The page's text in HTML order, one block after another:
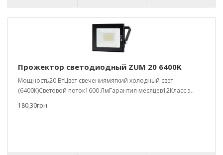
Прожектор светодиодный ZUM 20 6400K
Мощность20 ВтЦвет свечениямягкий холодный свет
(6400К)Световой поток1600 ЛмГарантия месяцев12Класс э..
180,30грн.